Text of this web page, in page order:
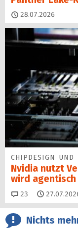
28.07.2026
CHIPDESIGN UND
Nvidia nutzt
wird agentisch
23 Kommentare
Nichts